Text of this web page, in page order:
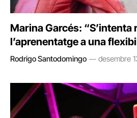
Marina Garcés: “S’intenta
l’aprenentatge a una
Rodrigo Santodomingo desembre